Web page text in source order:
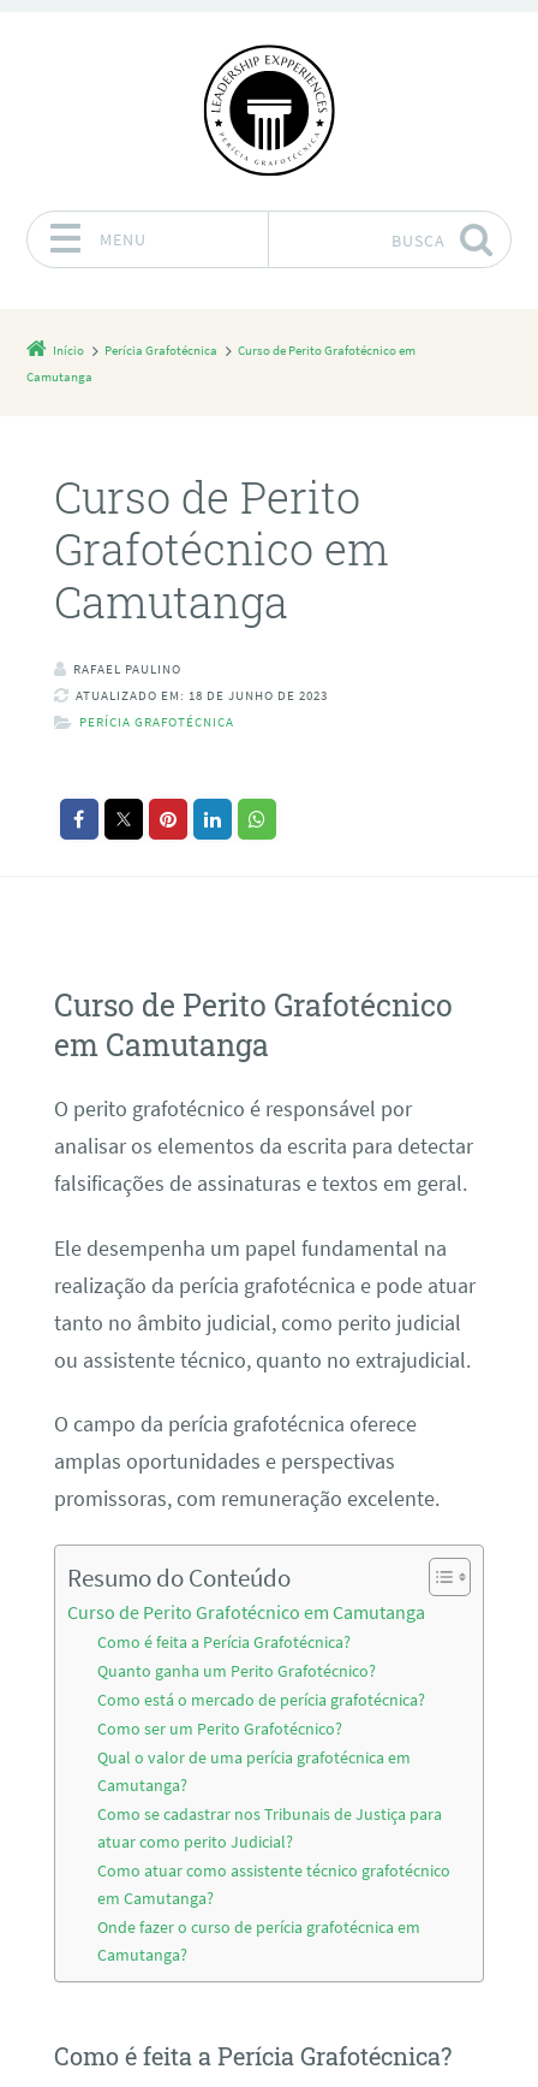
MENU BUSCA
Início Perícia Grafotécnica
Curso de Perito Grafotécnico em
Camutanga
Curso de Perito
Grafotécnico em
Camutanga
RAFAEL PAULINO
ATUALIZADO EM: 18 DE JUNHO DE 2023
PERÍCIA GRAFOTÉCNICA
Curso de Perito Grafotécnico
em Camutanga
O perito grafotécnico é responsável por
analisar os elementos da escrita para detectar
falsificações de assinaturas e textos em geral.
Ele desempenha um papel fundamental na
realização da perícia grafotécnica e pode atuar
tanto no âmbito judicial, como perito judicial
ou assistente técnico, quanto no extrajudicial.
O campo da perícia grafotécnica oferece
amplas oportunidades e perspectivas
promissoras, com remuneração excelente.
Resumo do Conteúdo
Curso de Perito Grafotécnico em Camutanga
Como é feita a Perícia Grafotécnica?
Quanto ganha um Perito Grafotécnico?
Como está o mercado de perícia grafotécnica?
Como ser um Perito Grafotécnico?
Qual o valor de uma perícia grafotécnica em
Camutanga?
Como se cadastrar nos Tribunais de Justiça para
atuar como perito Judicial?
Como atuar como assistente técnico grafotécnico
em Camutanga?
Onde fazer o curso de perícia grafotécnica em
Camutanga?
Como é feita a Perícia Grafotécnica?